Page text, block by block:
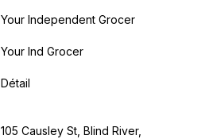
Your Independent Grocer
Your Ind Grocer
Détail
105 Causley St, Blind River,